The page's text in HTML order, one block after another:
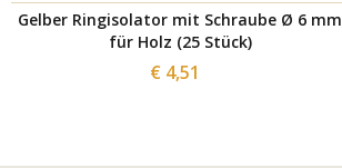
Gelber Ringisolator mit Schraube Ø 6 mm
für Holz (25 Stück)
€ 4,51